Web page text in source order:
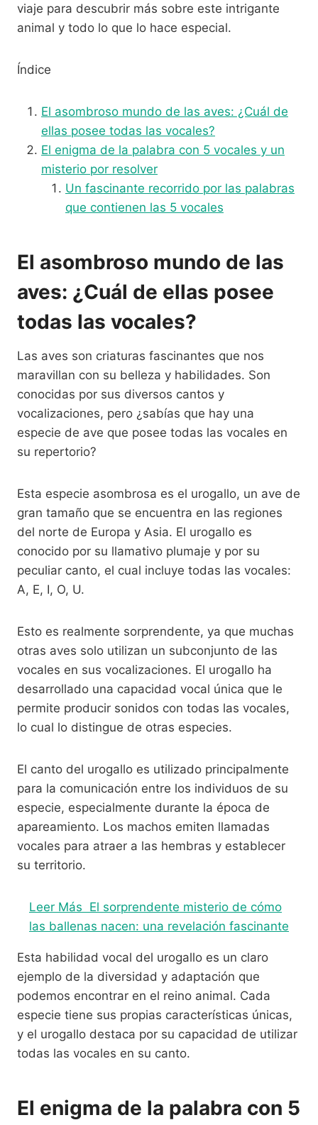
viaje para descubrir más sobre este intrigante
animal y todo lo que lo hace especial.
Índice
El asombroso mundo de las aves: ¿Cuál de
ellas posee todas las vocales?
El enigma de la palabra con 5 vocales y un
misterio por resolver
Un fascinante recorrido por las palabras
que contienen las 5 vocales
El asombroso mundo de las
aves: ¿Cuál de ellas posee
todas las vocales?
Las aves son criaturas fascinantes que nos
maravillan con su belleza y habilidades. Son
conocidas por sus diversos cantos y
vocalizaciones, pero ¿sabías que hay una
especie de ave que posee todas las vocales en
su repertorio?
Esta especie asombrosa es el urogallo, un ave de
gran tamaño que se encuentra en las regiones
del norte de Europa y Asia. El urogallo es
conocido por su llamativo plumaje y por su
peculiar canto, el cual incluye todas las vocales:
A, E, I, O, U.
Esto es realmente sorprendente, ya que muchas
otras aves solo utilizan un subconjunto de las
vocales en sus vocalizaciones. El urogallo ha
desarrollado una capacidad vocal única que le
permite producir sonidos con todas las vocales,
lo cual lo distingue de otras especies.
El canto del urogallo es utilizado principalmente
para la comunicación entre los individuos de su
especie, especialmente durante la época de
apareamiento. Los machos emiten llamadas
vocales para atraer a las hembras y establecer
su territorio.
Leer Más El sorprendente misterio de cómo
las ballenas nacen: una revelación fascinante
Esta habilidad vocal del urogallo es un claro
ejemplo de la diversidad y adaptación que
podemos encontrar en el reino animal. Cada
especie tiene sus propias características únicas,
y el urogallo destaca por su capacidad de utilizar
todas las vocales en su canto.
El enigma de la palabra con 5